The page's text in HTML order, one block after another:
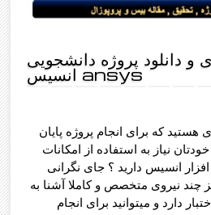
معماری
و دانلود پروژه دانشجویی
انسیس ansys
هستید که برای انجام پروژه پایان
نیاز به استفاده از امکانات
انسیس دارید ؟ جای نگرانی
نیروی متخصص و کاملا آشنا به
دارد و میتوانید برای انجام